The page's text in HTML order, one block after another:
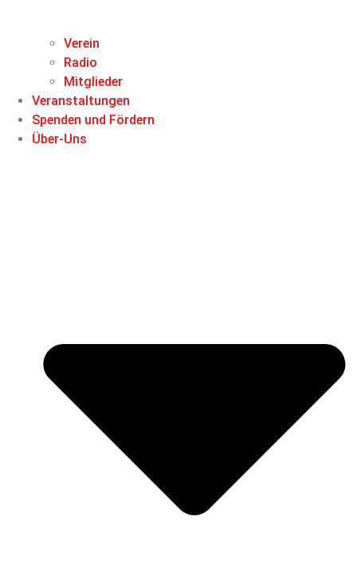
Verein
Radio
Mitglieder
Veranstaltungen
Spenden und Fördern
Über-Uns